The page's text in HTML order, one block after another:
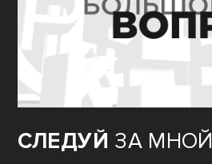
СЛЕДУЙ ЗА МНОЙ